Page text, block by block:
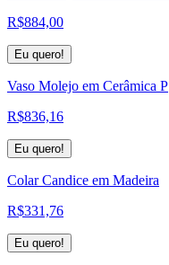
R$884,00
Eu quero!
Vaso Molejo em Cerâmica P
R$836,16
Eu quero!
Colar Candice em Madeira
R$331,76
Eu quero!